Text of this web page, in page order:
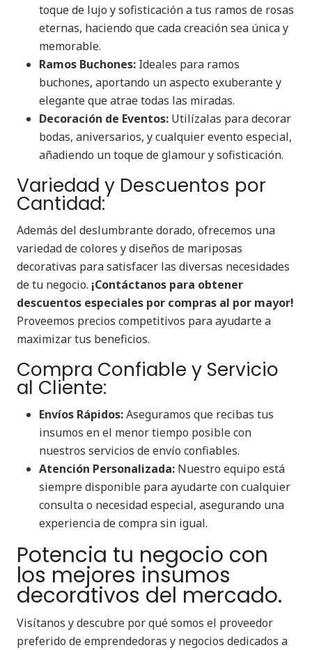
toque de lujo y sofisticación a tus ramos de rosas
eternas, haciendo que cada creación sea única y
memorable.
Ramos Buchones: Ideales para ramos
buchones, aportando un aspecto exuberante y
elegante que atrae todas las miradas.
Decoración de Eventos: Utilízalas para decorar
bodas, aniversarios, y cualquier evento especial,
añadiendo un toque de glamour y sofisticación.
Variedad y Descuentos por
Cantidad:
Además del deslumbrante dorado, ofrecemos una
variedad de colores y diseños de mariposas
decorativas para satisfacer las diversas necesidades
de tu negocio. ¡Contáctanos para obtener
descuentos especiales por compras al por mayor!
Proveemos precios competitivos para ayudarte a
maximizar tus beneficios.
Compra Confiable y Servicio
al Cliente:
Envíos Rápidos:Aseguramos que recibas tus
insumos en el menor tiempo posible con
nuestros servicios de envío confiables.
Atención Personalizada: Nuestro equipo está
siempre disponible para ayudarte con cualquier
consulta o necesidad especial, asegurando una
experiencia de compra sin igual.
Potencia tu negocio con
los mejores insumos
decorativos del mercado.
Visítanos y descubre por qué somos el proveedor
preferido de emprendedoras y negocios dedicados a